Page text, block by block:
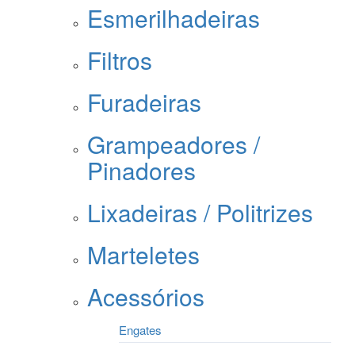
Esmerilhadeiras
Filtros
Furadeiras
Grampeadores /
Pinadores
Lixadeiras / Politrizes
Marteletes
Acessórios
Engates